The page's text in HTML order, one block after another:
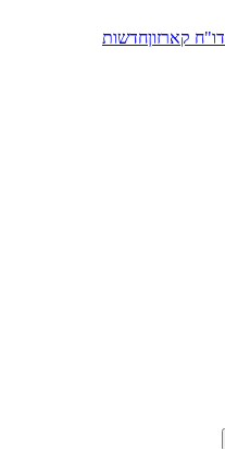
דו"ח קארזוןחדשות